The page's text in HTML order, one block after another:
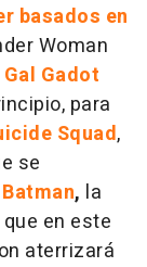
basados en
Woman
Gal Gadot
para
Squad,
se
, la
en este
aterrizará